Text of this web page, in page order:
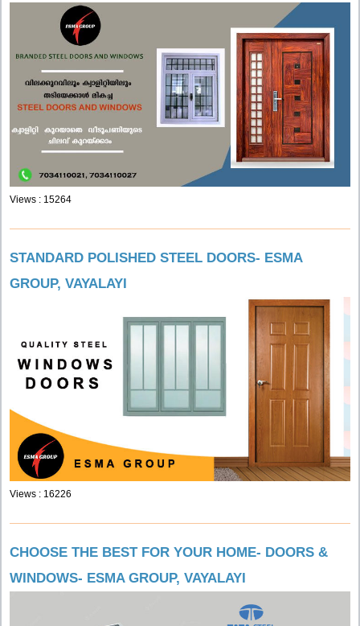
Views : 15264
STANDARD POLISHED STEEL DOORS- ESMA
GROUP, VAYALAYI
Views : 16226
CHOOSE THE BEST FOR YOUR HOME- DOORS &
WINDOWS- ESMA GROUP, VAYALAYI